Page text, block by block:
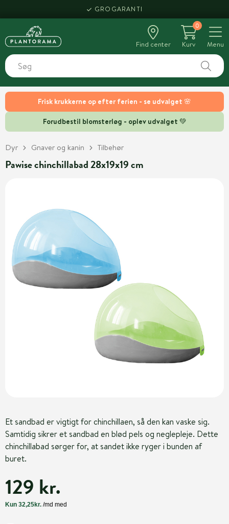
Frisk krukkerne op efter ferien - se udvalget 🌸
Forudbestil blomsterløg - oplev udvalget 💚
GROGARANTI
Find center
0
Kurv
Menu
Dyr Gnaver og kanin Tilbehør
Pawise chinchillabad 28x19x19 cm
Et sandbad er vigtigt for chinchillaen, så den kan vaske sig.
Samtidig sikrer et sandbad en blød pels og neglepleje. Dette
chinchillabad sørger for, at sandet ikke ryger i bunden af
buret.
129 kr.